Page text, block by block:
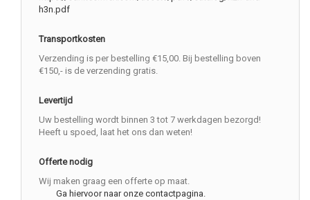
h3n.pdf
Transportkosten
Verzending is per bestelling €15,00. Bij bestelling boven
€150,- is de verzending gratis.
Levertijd
Uw bestelling wordt binnen 3 tot 7 werkdagen bezorgd!
Heeft u spoed, laat het ons dan weten!
Offerte nodig
Wij maken graag een offerte op maat.
Ga hiervoor naar onze contactpagina.